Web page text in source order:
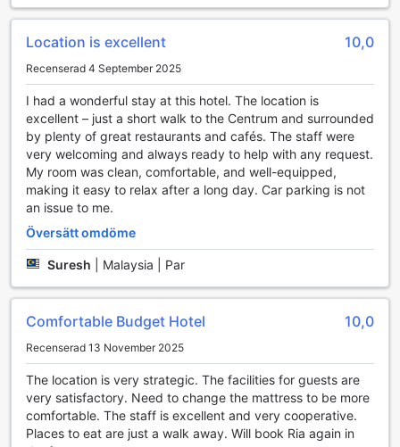
som Cameron Highlands har att erbjuda.
Upplev komfort och avkoppling på Ria Cameron Hotel
Ria Cameron Hotel erbjuder en perfekt tillflyktsort i de
vackra Cameron Highlands, där varje rum är utformat för
att ge dig en oas av lugn och bekvämlighet. Varje rum är
utrustat med en modern television och satellit-/kabel-TV,
vilket ger dig möjlighet att njuta av dina favoritprogram
efter en dag av utforskande. För att göra din vistelse ännu
mer bekväm, finns det även ett kylskåp i varje rum, perfekt
för att förvara kalla drycker eller snacks som du kan njuta
av när du kopplar av på din privata balkong eller terrass.
Balkongen eller terrassen erbjuder en fantastisk utsikt över
de omgivande gröna kullarna, där du kan ta en kopp te och
njuta av den friska bergsluften. Rummet är även försett
med noggrant utvalda toalettartiklar och mjuka handdukar,
vilket ger en extra touch av lyx och omtanke. Ria Cameron
Hotel strävar efter att skapa en oförglömlig upplevelse för
sina gäster, och med dessa faciliteter kan du verkligen
känna dig som hemma under din vistelse.
Ria Cameron Hotels rumutbud
Ria Cameron Hotel erbjuder en rad olika rumstyper som
Location is excellent 10,0
Recenserad 4 September 2025
I had a wonderful stay at this hotel. The location is
excellent – just a short walk to the Centrum and surrounded
by plenty of great restaurants and cafés. The staff were
very welcoming and always ready to help with any request.
My room was clean, comfortable, and well-equipped,
making it easy to relax after a long day. Car parking is not
an issue to me.
Översätt omdöme
Suresh Malaysia | Par
Comfortable Budget Hotel 10,0
Recenserad 13 November 2025
The location is very strategic. The facilities for guests are
very satisfactory. Need to change the mattress to be more
comfortable. The staff is excellent and very cooperative.
Places to eat are just a walk away. Will book Ria again in